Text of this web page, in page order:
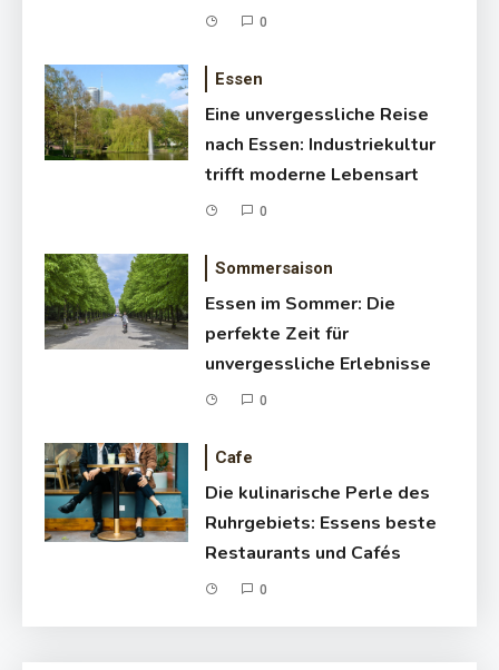
Eine unvergessliche Reise nach
Essen: Industriekultur trifft
moderne Lebensart
Kaffeesorten und ihre
0
Essen
Eine unvergessliche Reise
nach Essen: Industriekultur
trifft moderne Lebensart
0
Sommersaison
Essen im Sommer: Die
perfekte Zeit für
unvergessliche Erlebnisse
0
Cafe
Die kulinarische Perle des
Ruhrgebiets: Essens beste
Restaurants und Cafés
0